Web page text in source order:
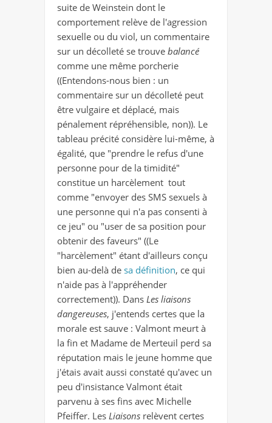
suite de Weinstein dont le
comportement relève de l'agression
sexuelle ou du viol, un commentaire
sur un décolleté se trouve balancé
comme une même porcherie
((Entendons-nous bien : un
commentaire sur un décolleté peut
être vulgaire et déplacé, mais
pénalement répréhensible, non)). Le
tableau précité considère lui-même, à
égalité, que "prendre le refus d'une
personne pour de la timidité"
constitue un harcèlement tout
comme "envoyer des SMS sexuels à
une personne qui n'a pas consenti à
ce jeu" ou "user de sa position pour
obtenir des faveurs" ((Le
"harcèlement" étant d'ailleurs conçu
bien au-delà de sa définition, ce qui
n'aide pas à l'appréhender
correctement)). Dans Les liaisons
dangereuses, j'entends certes que la
morale est sauve : Valmont meurt à
la fin et Madame de Merteuil perd sa
réputation mais le jeune homme que
j'étais avait aussi constaté qu'avec un
peu d'insistance Valmont était
parvenu à ses fins avec Michelle
Pfeiffer. Les Liaisons relèvent certes